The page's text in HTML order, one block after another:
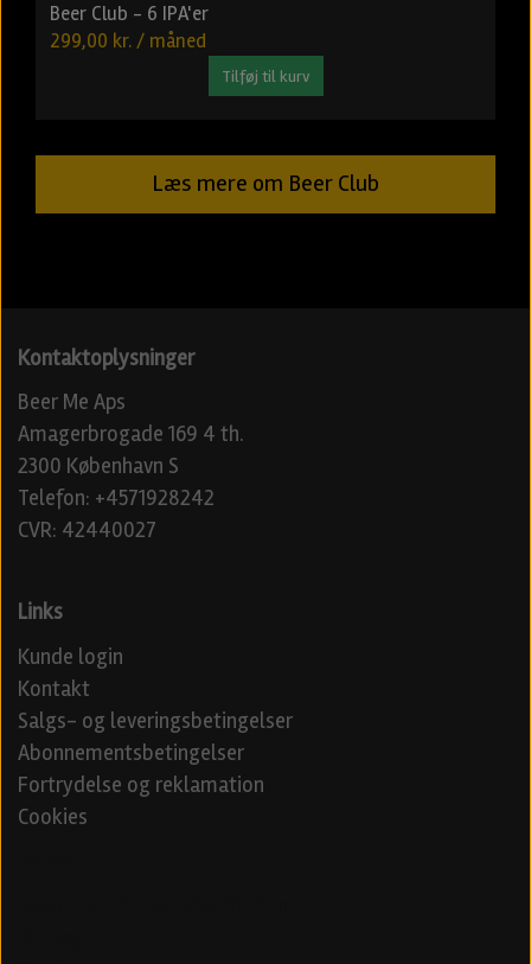
Beer Club - 6 IPA'er
299,00 kr. / måned
Tilføj til kurv
Læs mere om Beer Club
Kontaktoplysninger
Beer Me Aps
Amagerbrogade 169 4 th.
2300 København S
Telefon: +4571928242
CVR: 42440027
Links
Kunde login
Kontakt
Salgs- og leveringsbetingelser
Abonnementsbetingelser
Fortrydelse og reklamation
Cookies